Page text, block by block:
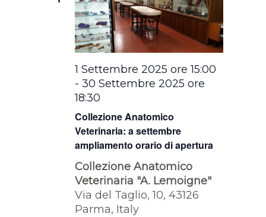
Collezione Anatomico
Veterinaria: a settembre
ampliamento orario di apertura
1 Settembre 2025 ore 15:00
-30 Settembre 2025 ore
18:30
Collezione Anatomico
Veterinaria "A. Lemoigne"
Via del Taglio, 10, 43126
Parma, Italy